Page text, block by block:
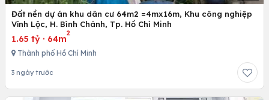
Đất nền dự án khu dân cư 64m2 =4mx16m, Khu công nghiệp
Vĩnh Lộc, H. Bình Chánh, Tp. Hồ Chí Minh
1.65 tỷ · 64m
2
Thành phố Hồ Chí Minh
3 ngày trước